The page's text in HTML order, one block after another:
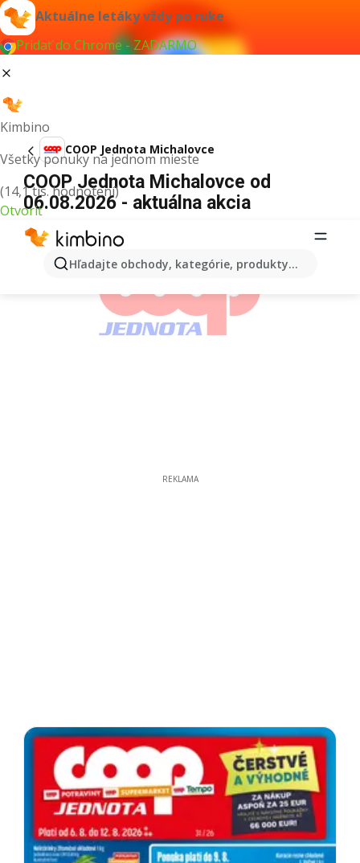
Aktuálne letáky vždy po ruke
Pridať do Chrome - ZADARMO
Kimbino
Všetky ponuky na jednom mieste
(14,1 tis. hodnotení)
Otvoriť
Hľadajte obchody, kategórie, produkty...
COOP Jednota Michalovce
COOP Jednota Michalovce od
06.08.2026 - aktuálna akcia
REKLAMA